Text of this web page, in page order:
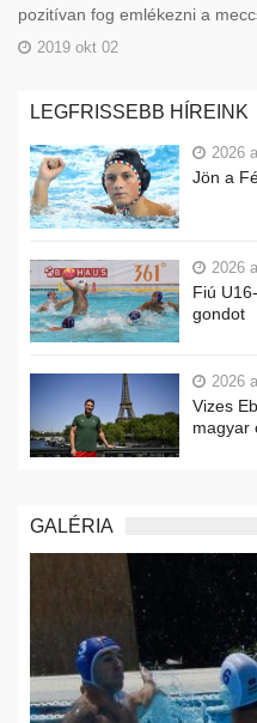
pozitívan fog emlékezni a
2019 okt 02
LEGFRISSEBB HÍREINK
2026
Jön a
2026
Fiú
gondot
2026
Vizes
magyar
GALÉRIA